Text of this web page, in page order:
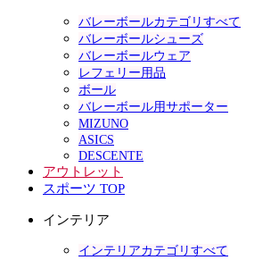
バレーボールカテゴリすべて
バレーボールシューズ
バレーボールウェア
レフェリー用品
ボール
バレーボール用サポーター
MIZUNO
ASICS
DESCENTE
アウトレット
スポーツ TOP
インテリア
インテリアカテゴリすべて